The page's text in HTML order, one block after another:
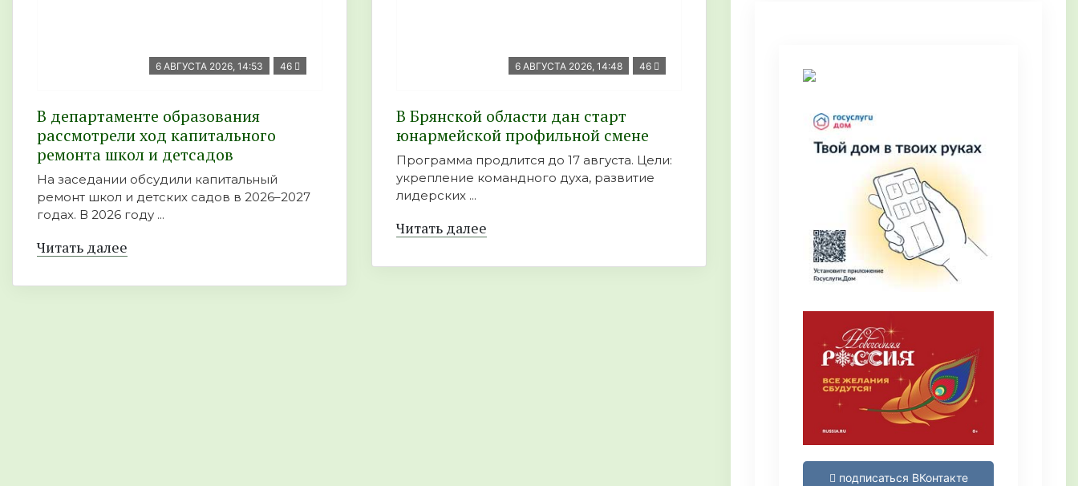
6 АВГУСТА 2026, 14:53 46
В департаменте образования
рассмотрели ход капитального
ремонта школ и детсадов
На заседании обсудили капитальный
ремонт школ и детских садов в 2026–2027
годах. В 2026 году ...
Читать далее
6 АВГУСТА 2026, 14:48 46
В Брянской области дан старт
юнармейской профильной смене
Программа продлится до 17 августа. Цели:
укрепление командного духа, развитие
лидерских ...
Читать далее
подписаться ВКонтакте